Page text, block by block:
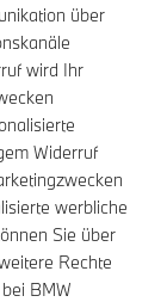
über
wird Ihr
Widerruf
werbliche
Sie über
Rechte
BMW